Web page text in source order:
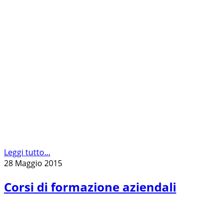
Leggi tutto...
28 Maggio 2015
Corsi di formazione aziendali